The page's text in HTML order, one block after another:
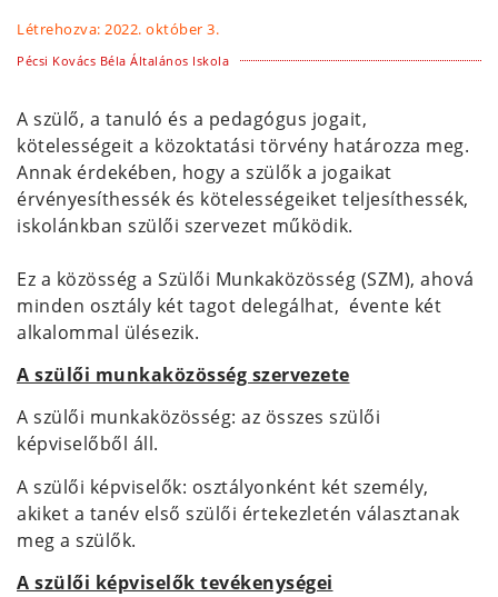
Létrehozva: 2022. október 3.
Pécsi Kovács Béla Általános Iskola
A szülő, a tanuló és a pedagógus jogait,
kötelességeit a közoktatási törvény határozza meg.
Annak érdekében, hogy a szülők a jogaikat
érvényesíthessék és kötelességeiket teljesíthessék,
iskolánkban szülői szervezet működik.
Ez a közösség a Szülői Munkaközösség (SZM), ahová
minden osztály két tagot delegálhat, évente két
alkalommal ülésezik.
A szülői munkaközösség szervezete
A szülői munkaközösség: az összes szülői
képviselőből áll.
A szülői képviselők: osztályonként két személy,
akiket a tanév első szülői értekezletén választanak
meg a szülők.
A szülői képviselők tevékenységei